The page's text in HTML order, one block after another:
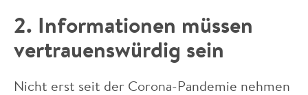
2. Informationen müssen
vertrauenswürdig sein
Nicht erst seit der Corona-Pandemie nehmen